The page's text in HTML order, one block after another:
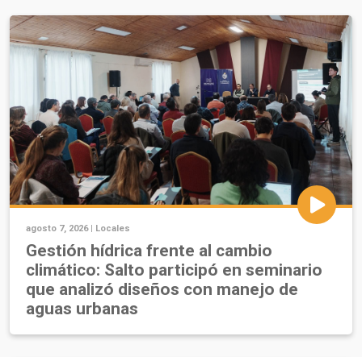
agosto 7, 2026 | Locales
Gestión hídrica frente al cambio
climático: Salto participó en seminario
que analizó diseños con manejo de
aguas urbanas